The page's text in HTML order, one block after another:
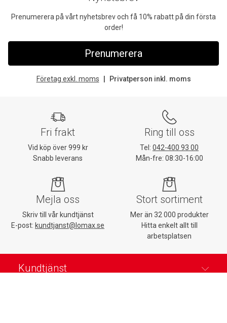
Prenumerera på vårt nyhetsbrev och få 10% rabatt på din första
order!
Prenumerera
Företag exkl. moms Privatperson inkl. moms
Fri frakt
Vid köp över 999 kr
Snabb leverans
Ring till oss
Tel: 042-400 93 00
Mån-fre: 08:30-16:00
Mejla oss
Skriv till vår kundtjänst
E-post: kundtjanst@lomax.se
Stort sortiment
Mer än 32 000 produkter
Hitta enkelt allt till
arbetsplatsen
Kundtjänst